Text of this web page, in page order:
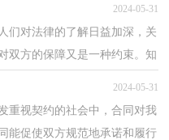
2024-05-31
们对法律的了解日益加深，关
双方的保障又是一种约束。知
2024-05-31
重视契约的社会中，合同对我
能促使双方规范地承诺和履行